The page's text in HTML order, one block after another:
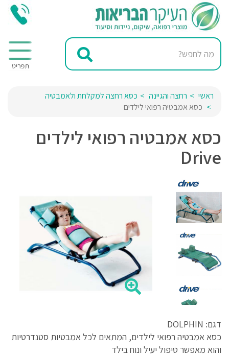
ראשי רחצה והגיינה
כסא רחצה למקלחת ולאמבטיה
כסא אמבטיה רפואי לילדים
כסא אמבטיה רפואי לילדים
Drive
דגם: DOLPHIN
כסא אמבטיה רפואי לילדים, המתאים לכל אמבטיות סטנדרטיות
והוא מאפשר טיפול יעיל ונוח בילד